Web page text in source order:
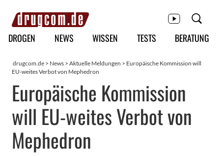
Hauptmenü
DROGEN NEWS WISSEN TESTS BERATUNG
drugcom.de > News > Aktuelle Meldungen > Europäische Kommission will
EU-weites Verbot von Mephedron
Europäische Kommission
will EU-weites Verbot von
Mephedron